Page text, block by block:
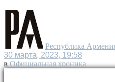
Республика
30 марта, 2023, 19:58
в Официальная хроника